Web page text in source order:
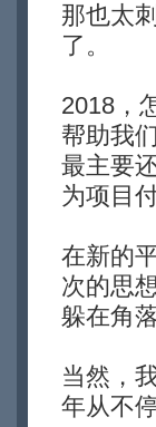
那也太
了。
2018，
帮助我
最主要
为项目
在新的
次的思
躲在角
当然，
年从不